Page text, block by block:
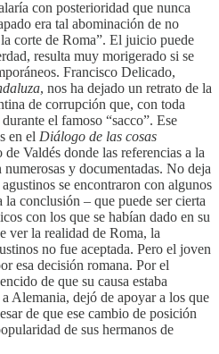
con posterioridad que nunca
era tal abominación de no
corte de Roma”. El juicio puede
resulta muy morigerado si se
Francisco Delicado,
, nos ha dejado un retrato de la
de corrupción que, con toda
el famoso “sacco”. Ese
en el Diálogo de las cosas
Valdés donde las referencias a la
y documentadas. No deja
se encontraron con algunos
conclusión – que puede ser cierta
con los que se habían dado en su
ver la realidad de Roma, la
no fue aceptada. Pero el joven
esa decisión romana. Por el
de que su causa estaba
Alemania, dejó de apoyar a los que
de que ese cambio de posición
de sus hermanos de